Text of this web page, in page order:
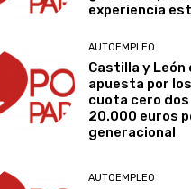
experiencia
AUTOEMPLEO
Castilla y León
apuesta por
cuota cero
20.000 euros
generacional
AUTOEMPLEO